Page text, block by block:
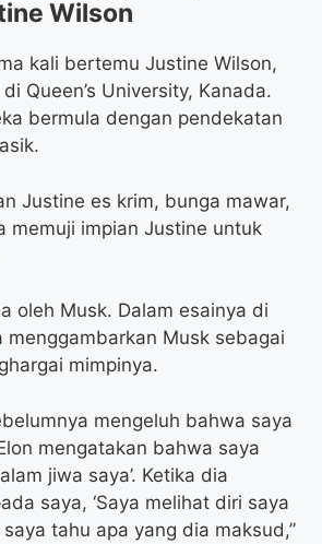
Wilson
kali bertemu Justine Wilson,
Queen’s University, Kanada.
bermula dengan pendekatan
Justine es krim, bunga mawar,
memuji impian Justine untuk
oleh Musk. Dalam esainya di
menggambarkan Musk sebagai
mimpinya.
mengeluh bahwa saya
mengatakan bahwa saya
jiwa saya’. Ketika dia
saya, ‘Saya melihat diri saya
saya tahu apa yang dia maksud,”